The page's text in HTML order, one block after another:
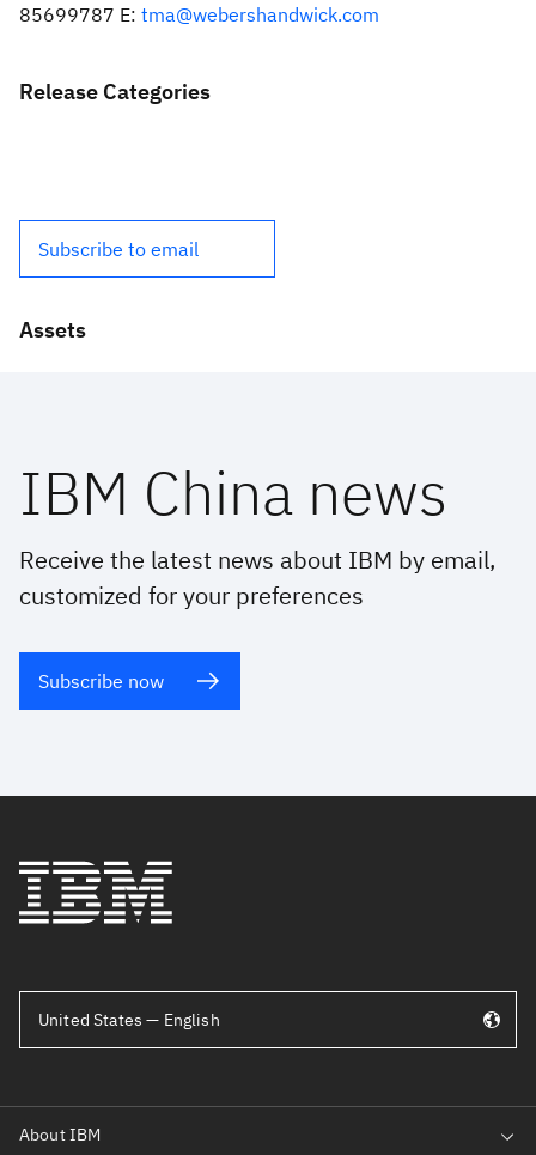
85699787 E: tma@webershandwick.com
Release Categories
Subscribe to email
Assets
IBM China news
Receive the latest news about IBM by email,
customized for your preferences
Subscribe now
United States — English